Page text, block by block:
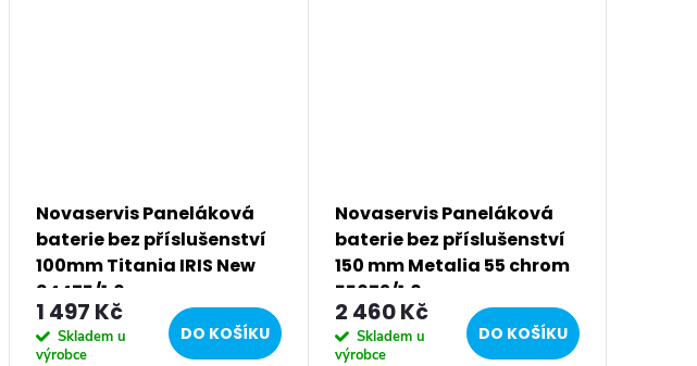
Novaservis Paneláková
baterie bez příslušenství
100mm Titania IRIS New
94475/1,0
1 497 Kč
Skladem u
výrobce
DO KOŠÍKU
Novaservis Paneláková
baterie bez příslušenství
150 mm Metalia 55 chrom
55072/1,0
2 460 Kč
Skladem u
výrobce
DO KOŠÍKU